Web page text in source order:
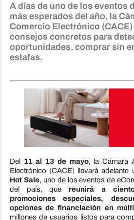
Anuncie
Contacto
A días de uno de los eventos
más esperados del año, la
Comercio Electrónico
consejos concretos para
oportunidades, comprar sin
estafas.
Del 11 al 13 de mayo, la Cámara
Electrónico (CACE) llevará adelante
Hot Sale, uno de los eventos de
del país, que reunirá a
promociones especiales,
opciones de financiación en
millones de usuarios listos para